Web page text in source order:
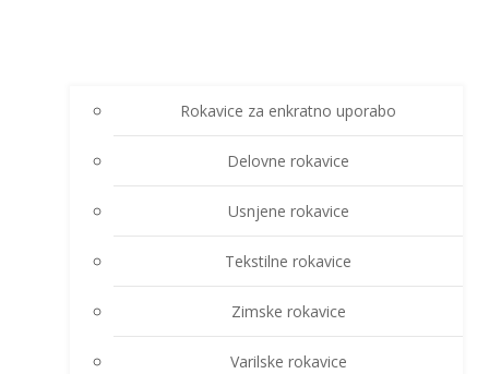
Rokavice za enkratno uporabo
Delovne rokavice
Usnjene rokavice
Tekstilne rokavice
Zimske rokavice
Varilske rokavice